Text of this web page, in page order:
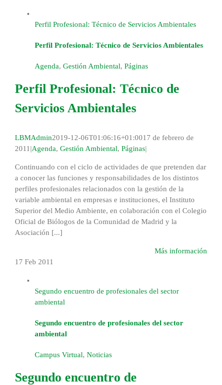
Perfil Profesional: Técnico de Servicios Ambientales
Perfil Profesional: Técnico de Servicios Ambientales
Agenda, Gestión Ambiental, Páginas
Perfil Profesional: Técnico de
Servicios Ambientales
LBMAdmin2019-12-06T01:06:16+01:0017 de febrero de
2011 |Agenda, Gestión Ambiental, Páginas|
Continuando con el ciclo de actividades de que pretenden dar
a conocer las funciones y responsabilidades de los distintos
perfiles profesionales relacionados con la gestión de la
variable ambiental en empresas e instituciones, el Instituto
Superior del Medio Ambiente, en colaboración con el Colegio
Oficial de Biólogos de la Comunidad de Madrid y la
Asociación [...]
Más información
17 Feb 2011
Segundo encuentro de profesionales del sector
ambiental
Segundo encuentro de profesionales del sector
ambiental
Campus Virtual, Noticias
Segundo encuentro de